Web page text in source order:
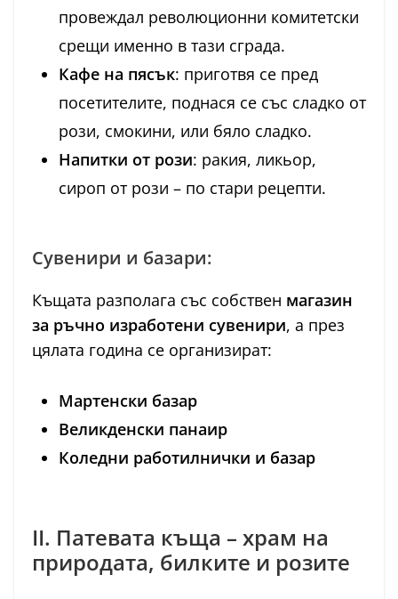
провеждал революционни комитетски
срещи именно в тази сграда.
Кафе на пясък: приготвя се пред
посетителите, поднася се със сладко от
рози, смокини, или бяло сладко.
Напитки от рози: ракия, ликьор,
сироп от рози – по стари рецепти.
Сувенири и базари:
Къщата разполага със собствен магазин
за ръчно изработени сувенири, а през
цялата година се организират:
Мартенски базар
Великденски панаир
Коледни работилнички и базар
II. Патевата къща – храм на
природата, билките и розите